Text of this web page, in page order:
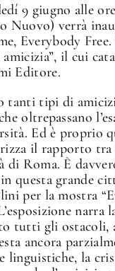
9 giugno alle
Nuovo) verrà
Everybody
il cui
Editore.
tanti tipi di
oltrepassano
Ed è proprio
il rapporto
di Roma. È
questa grande
per la mostra
tutti gli ostacoli,
ancora
linguistiche, la